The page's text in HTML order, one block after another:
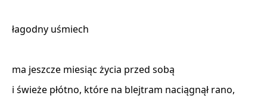
łagodny uśmiech
ma jeszcze miesiąc życia przed sobą
i świeże płótno, które na blejtram naciągnął rano,